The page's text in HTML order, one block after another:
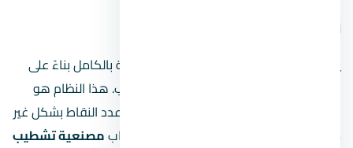
نظام المقطوعية (Lump Sum)
يتم الاتفاق على مبلغ إجمالي لتشطيب الشقة بالكامل بناءً على
المساحة وعدد الغرف وحجم العمل المطلوب. هذا النظام هو
الأفضل للكثيرين لأنه يمنع التلاعب في زيادة عدد النقاط بشكل غير
مبرر لرفع التكلفة، وهو مناسب جداً عند حسابمصنعية تشطيب